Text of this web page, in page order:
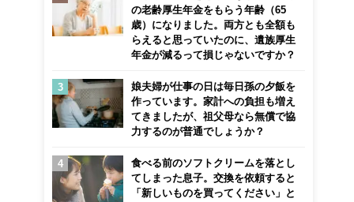
の老齢厚生年金をもらう年齢（65
歳）になりました。両方とも全額も
らえると思っていたのに、遺族厚生
年金が減るって損じゃないですか？
娘夫婦が仕事の日は毎日孫の夕飯を
作っています。家計への負担も増え
てきましたが、祖父母なら無償で協
力するのが普通でしょうか？
食べる前のソフトクリームを落とし
てしまった息子。交換を依頼すると
「新しいものを買ってください」と